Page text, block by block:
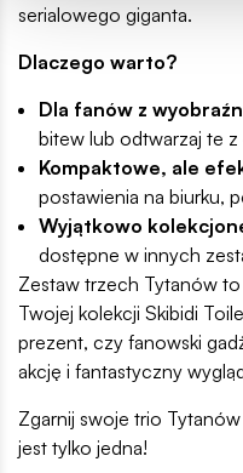
serialowego giganta.
Dlaczego warto?
Dla fanów z
bitew lub odtwarzaj te
Kompaktowe, ale
postawienia na biurku,
Wyjątkowo
dostępne w innych
Zestaw trzech Tytanów
Twojej kolekcji Skibidi
prezent, czy fanowski
akcję i fantastyczny
Zgarnij swoje trio
jest tylko jedna!